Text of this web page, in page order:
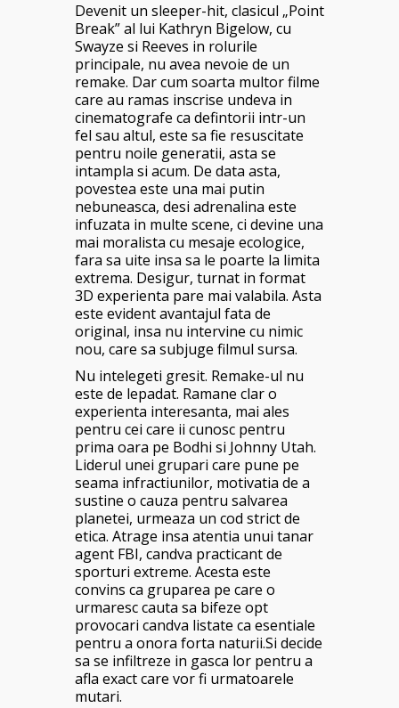
Devenit un sleeper-hit, clasicul „Point
Break” al lui Kathryn Bigelow, cu
Swayze si Reeves in rolurile
principale, nu avea nevoie de un
remake. Dar cum soarta multor filme
care au ramas inscrise undeva in
cinematografe ca defintorii intr-un
fel sau altul, este sa fie resuscitate
pentru noile generatii, asta se
intampla si acum. De data asta,
povestea este una mai putin
nebuneasca, desi adrenalina este
infuzata in multe scene, ci devine una
mai moralista cu mesaje ecologice,
fara sa uite insa sa le poarte la limita
extrema. Desigur, turnat in format
3D experienta pare mai valabila. Asta
este evident avantajul fata de
original, insa nu intervine cu nimic
nou, care sa subjuge filmul sursa.
Nu intelegeti gresit. Remake-ul nu
este de lepadat. Ramane clar o
experienta interesanta, mai ales
pentru cei care ii cunosc pentru
prima oara pe Bodhi si Johnny Utah.
Liderul unei grupari care pune pe
seama infractiunilor, motivatia de a
sustine o cauza pentru salvarea
planetei, urmeaza un cod strict de
etica. Atrage insa atentia unui tanar
agent FBI, candva practicant de
sporturi extreme. Acesta este
convins ca gruparea pe care o
urmaresc cauta sa bifeze opt
provocari candva listate ca esentiale
pentru a onora forta naturii.Si decide
sa se infiltreze in gasca lor pentru a
afla exact care vor fi urmatoarele
mutari.